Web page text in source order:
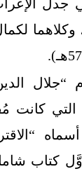
جدل
وكلاهما
“جلال
التي كانت
كتاب